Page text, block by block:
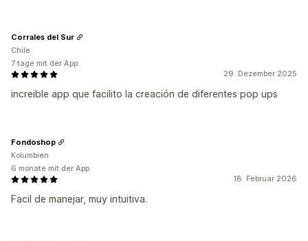
29. Dezember 2025
increible app que facilito la creación de diferentes pop ups
Corrales del Sur
Chile
7 tage mit der App
18. Februar 2026
Facil de manejar, muy intuitiva.
Fondoshop
Kolumbien
6 monate mit der App